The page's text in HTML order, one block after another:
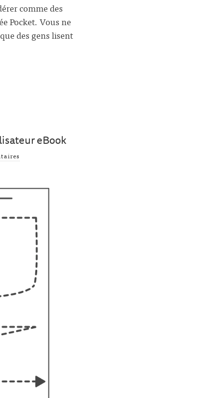
comme des
Pocket. Vous ne
des gens lisent
eBook